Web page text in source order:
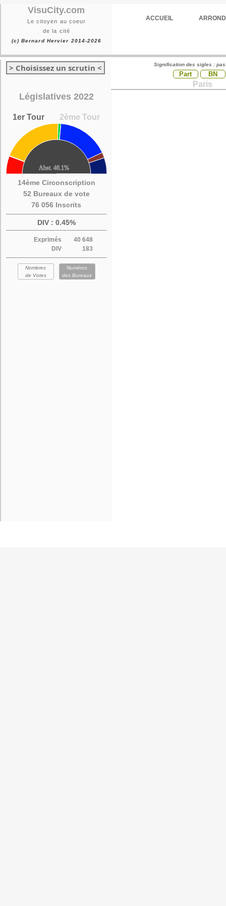
VisuCity.com
Le citoyen au coeur
de la cité
(c) Bernard Hervier 2014-2026
ACCUEIL
> Choisissez un scrutin <
Législatives 2022
1er Tour 2ème Tour
14ème Circonscription
52 Bureaux de vote
76 056 Inscrits
DIV : 0.45%
Exprimés
40 648
DIV
183
Nombres
de Votes
Numéros
des Bureaux
Signification des sigles :
Part BN
Paris